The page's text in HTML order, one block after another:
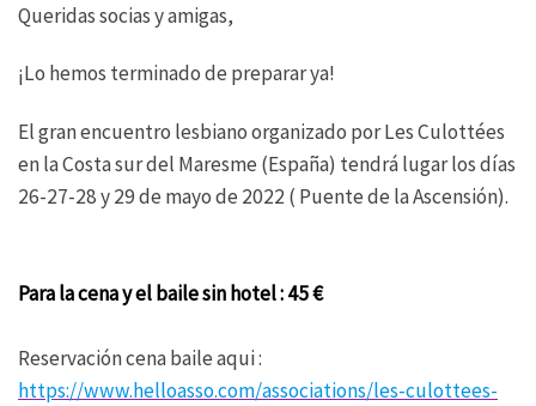
Queridas socias y amigas,
¡Lo hemos terminado de preparar ya!
El gran encuentro lesbiano organizado por Les Culottées
en la Costa sur del Maresme (España) tendrá lugar los días
26-27-28 y 29 de mayo de 2022 ( Puente de la Ascensión).
Para la cena y el baile sin hotel : 45 €
Reservación cena baile aqui :
https://www.helloasso.com/associations/les-culottees-